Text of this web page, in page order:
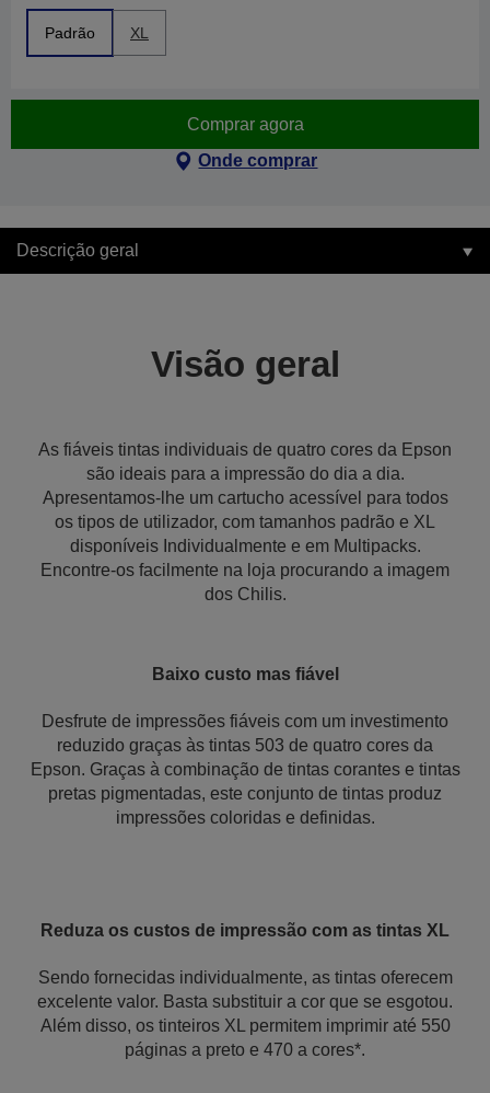
Padrão XL
Comprar agora
Onde comprar
Descrição geral
Visão geral
As fiáveis tintas individuais de quatro cores da Epson
são ideais para a impressão do dia a dia.
Apresentamos-lhe um cartucho acessível para todos
os tipos de utilizador, com tamanhos padrão e XL
disponíveis Individualmente e em Multipacks.
Encontre-os facilmente na loja procurando a imagem
dos Chilis.
Baixo custo mas fiável
Desfrute de impressões fiáveis com um investimento
reduzido graças às tintas 503 de quatro cores da
Epson. Graças à combinação de tintas corantes e tintas
pretas pigmentadas, este conjunto de tintas produz
impressões coloridas e definidas.
Reduza os custos de impressão com as tintas XL
Sendo fornecidas individualmente, as tintas oferecem
excelente valor. Basta substituir a cor que se esgotou.
Além disso, os tinteiros XL permitem imprimir até 550
páginas a preto e 470 a cores*.